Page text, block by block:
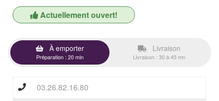
Actuellement ouvert!
À emporter
Préparation : 20 min
Livraison
Livraison : 30 à 45 mn
03.26.82.16.80